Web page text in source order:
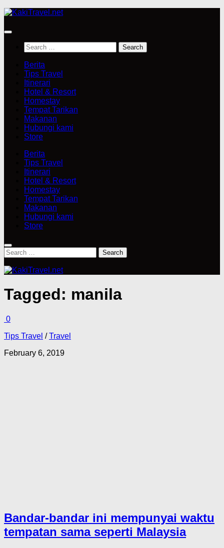
Skip
content
Search
for:
Berita
Tips Travel
Itinerari
Hotel & Resort
Homestay
Tempat Tarikan
Makanan
Hubungi kami
Store
Berita
Tips Travel
Itinerari
Hotel & Resort
Homestay
Tempat Tarikan
Makanan
Hubungi kami
Store
Search
for:
Tagged: manila
0
Tips Travel /Travel
February 6, 2019
Bandar-bandar ini mempunyai waktu
tempatan sama seperti Malaysia